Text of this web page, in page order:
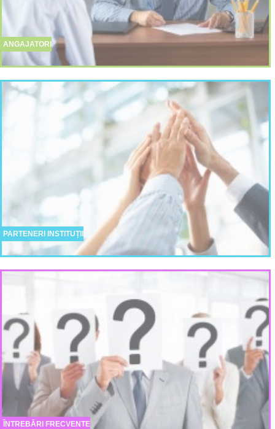
ANGAJATORI
PARTENERI INSTITUȚII
ÎNTREBĂRI FRECVENTE